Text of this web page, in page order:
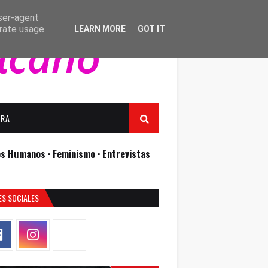
Humanos · Feminismo · Entrevistas
SOCIALES
agent
usage
LEARN MORE GOT IT